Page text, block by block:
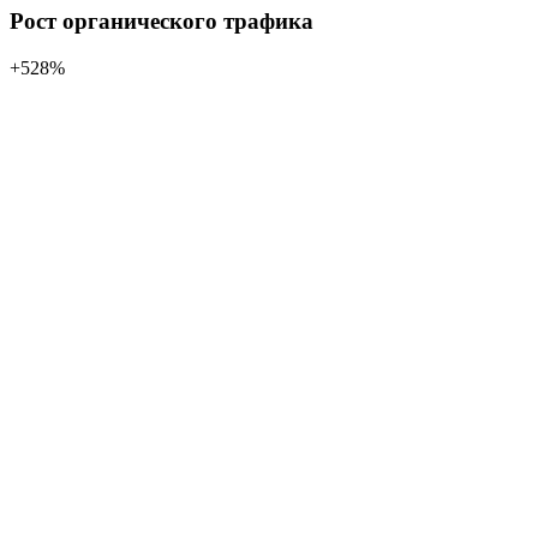
Рост органического трафика
+528%